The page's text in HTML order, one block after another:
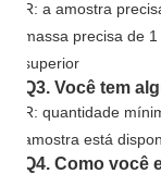
R: a amostra
massa precisa de
superior
Q3. Você tem
R: quantidade
amostra está
Q4. Como você